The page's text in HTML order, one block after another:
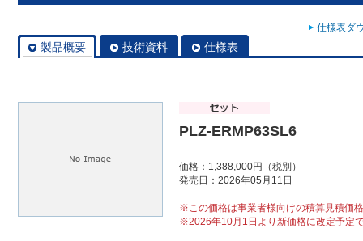
仕様表ダ
製品概要 技術資料 仕様表
PLZ-ERMP63SL6
価格：1,388,000円（税別）
発売日：2026年05月11日
※この価格は事業者様向けの積算見積価
※2026年10月1日より新価格に改定予定